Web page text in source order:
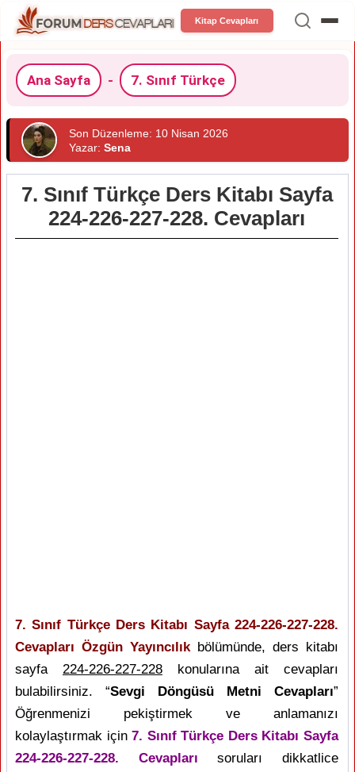
Kitap Cevapları
Ana Sayfa - 7. Sınıf Türkçe
Son Düzenleme: 10 Nisan 2026
Yazar: Sena
7. Sınıf Türkçe Ders Kitabı Sayfa
224-226-227-228. Cevapları
7. Sınıf Türkçe Ders Kitabı Sayfa 224-226-227-228.
Cevapları Özgün Yayıncılıkbölümünde, ders kitabı
sayfa 224-226-227-228 konularına ait cevapları
bulabilirsiniz. “Sevgi Döngüsü Metni Cevapları”
Öğrenmenizi pekiştirmek ve anlamanızı
kolaylaştırmak için7. Sınıf Türkçe Ders Kitabı Sayfa
224-226-227-228. Cevapları soruları dikkatlice